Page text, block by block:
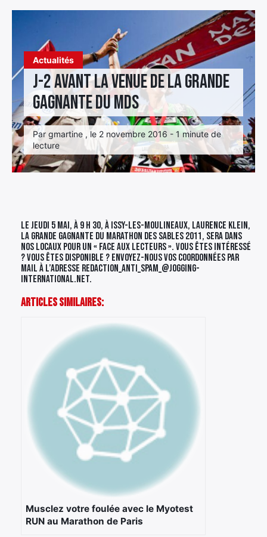
Actualités
J-2 avant la venue de la grande
gagnante du MDS
Par gmartine , le 2 novembre 2016 - 1 minute de
lecture
Le Jeudi 5 mai, à 9 h 30, à Issy-les-moulineaux, Laurence Klein,
la grande gagnante du Marathon des Sables 2011, sera dans
nos locaux pour un « Face aux lecteurs ». Vous êtes intéressé
? Vous êtes disponible ? Envoyez-nous vos coordonnées par
mail à l’adresse redaction _ANTI_SPAM_ @jogging-
international.net.
Articles Similaires:
Musclez votre foulée avec le Myotest
RUN au Marathon de Paris
Élément
menu
menu
Élément
de
menu